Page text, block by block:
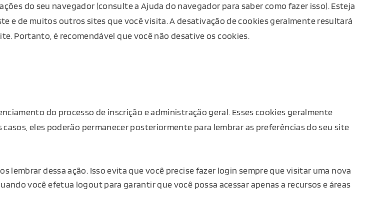
do seu navegador (consulte a Ajuda do navegador para saber como fazer isso). Esteja
e de muitos outros sites que você visita. A desativação de cookies geralmente resultará
Portanto, é recomendável que você não desative os cookies.
do processo de inscrição e administração geral. Esses cookies geralmente
eles poderão permanecer posteriormente para lembrar as preferências do seu site
lembrar dessa ação. Isso evita que você precise fazer login sempre que visitar uma nova
você efetua logout para garantir que você possa acessar apenas a recursos e áreas